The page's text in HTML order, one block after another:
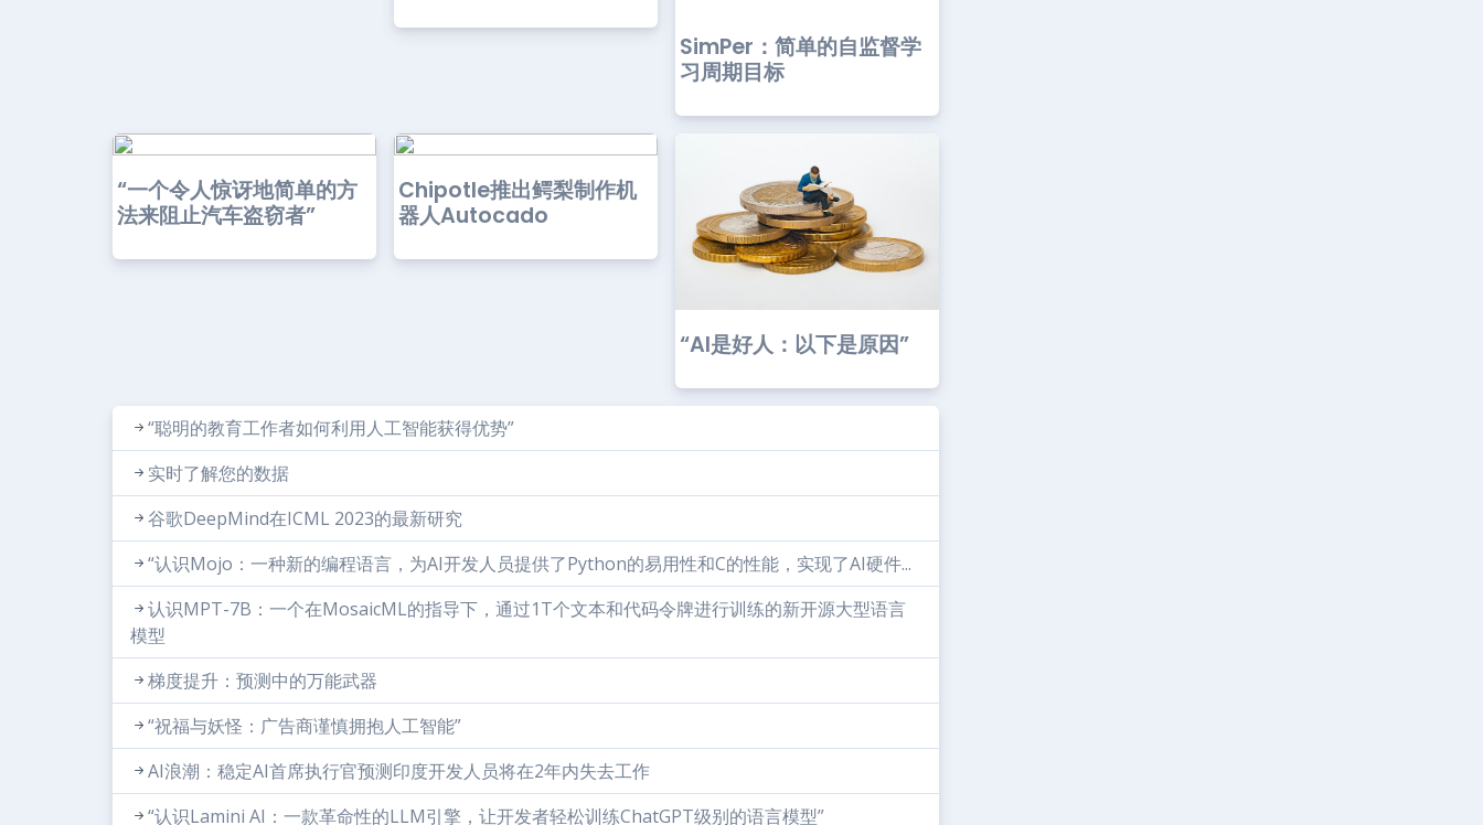
SimPer：简单的自监督学
习周期目标
“一个令人惊讶地简单的方
法来阻止汽车盗窃者”
Chipotle推出鳄梨制作机
器人Autocado
“AI是好人：以下是原因”
“聪明的教育工作者如何利用人工智能获得优势”
实时了解您的数据
谷歌DeepMind在ICML 2023的最新研究
“认识Mojo：一种新的编程语言，为AI开发人员提供了Python的易用性和C的性能，实现了AI硬件...
认识MPT-7B：一个在MosaicML的指导下，通过1T个文本和代码令牌进行训练的新开源大型语言
模型
梯度提升：预测中的万能武器
“祝福与妖怪：广告商谨慎拥抱人工智能”
AI浪潮：稳定AI首席执行官预测印度开发人员将在2年内失去工作
“认识Lamini AI：一款革命性的LLM引擎，让开发者轻松训练ChatGPT级别的语言模型”